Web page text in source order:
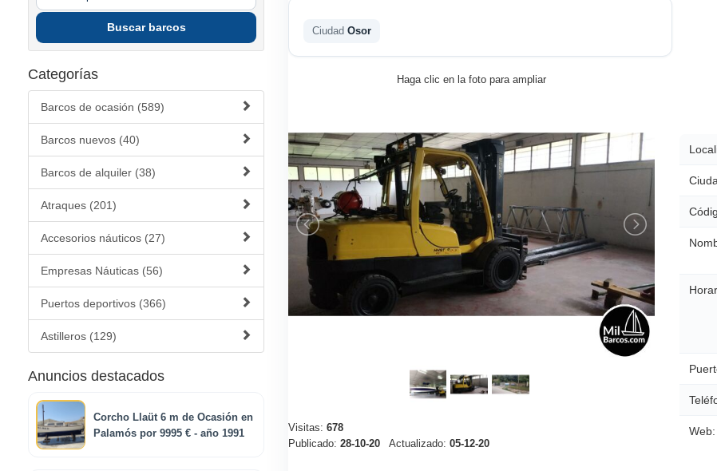
Buscar barcos
Categorías
Barcos de ocasión (589)
Barcos nuevos (40)
Barcos de alquiler (38)
Atraques (201)
Accesorios náuticos (27)
Empresas Náuticas (56)
Puertos deportivos (366)
Astilleros (129)
Anuncios destacados
Corcho Llaüt 6 m de Ocasión en
Palamós por 9995 € - año 1991
Ciudad Osor
Haga clic en la foto para ampliar
Visitas: 678
Publicado: 28-10-20 Actualizado: 05-12-20
Web: